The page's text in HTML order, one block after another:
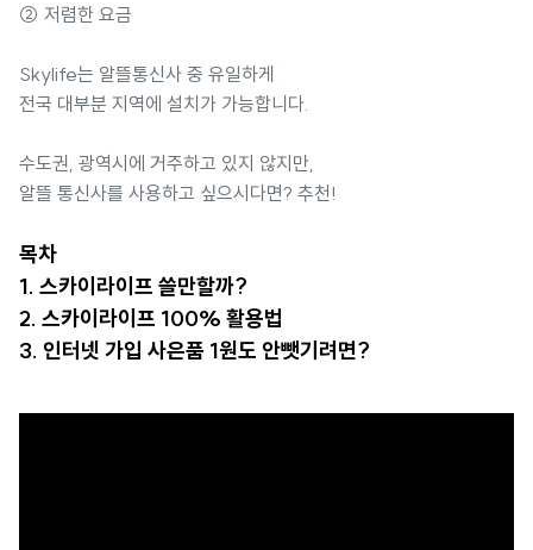
② 저렴한 요금
Skylife는 알뜰통신사 중 유일하게
전국 대부분 지역에 설치가 가능합니다.
수도권, 광역시에 거주하고 있지 않지만,
알뜰 통신사를 사용하고 싶으시다면? 추천!
목차
1. 스카이라이프 쓸만할까?
2. 스카이라이프 100% 활용법
3. 인터넷 가입 사은품 1원도 안뺏기려면?